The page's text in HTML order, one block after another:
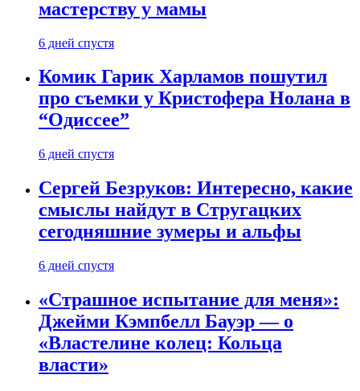
мастерству у мамы
6 дней спустя
Комик Гарик Харламов пошутил
про съемки у Кристофера Нолана в
“Одиссее”
6 дней спустя
Сергей Безруков: Интересно, какие
смыслы найдут в Стругацких
сегодняшние зумеры и альфы
6 дней спустя
«Страшное испытание для меня»:
Джейми Кэмпбелл Бауэр — о
«Властелине колец: Кольца
власти»